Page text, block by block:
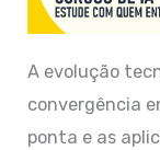
A evolução
convergência
ponta e as